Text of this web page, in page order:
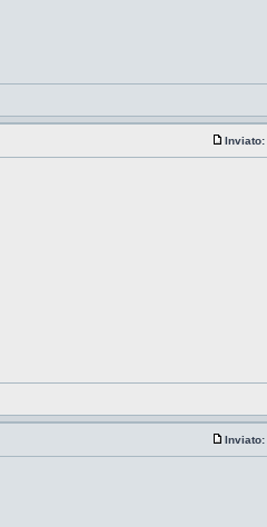
Inviato:
Inviato: